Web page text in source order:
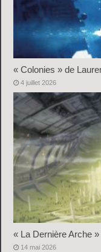
« Colonies » de
4 juillet 2026
« La Dernière Arche
14 mai 2026